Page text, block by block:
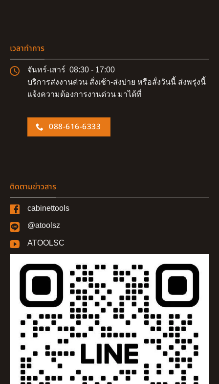
เวลาทำการ
จันทร์-เสาร์ 08:30 - 17:00
บริการส่งงานด่วน สั่งเช้า-ส่งบ่าย หรือสั่งวันนี้ ส่งพรุ่งนี้
แจ้งความต้องการงานด่วน มาได้ที่
088-616-6333
ติดตามข่าวสาร
cabinettools
@atoolsz
ATOOLSC